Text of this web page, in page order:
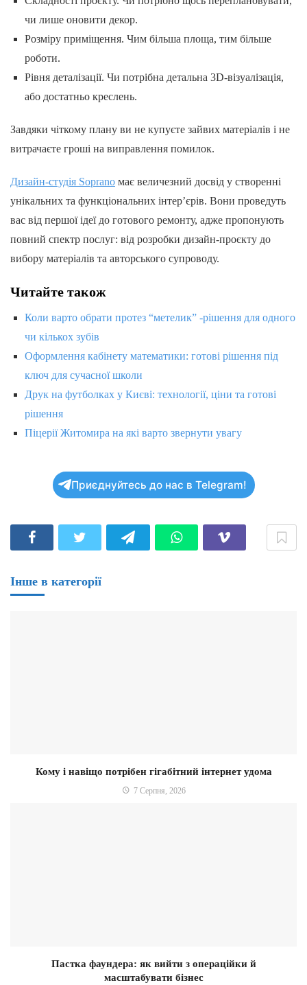
чи лише оновити декор.
Розміру приміщення. Чим більша площа, тим більше
роботи.
Рівня деталізації. Чи потрібна детальна 3D-візуалізація,
або достатньо креслень.
Завдяки чіткому плану ви не купуєте зайвих матеріалів і не
витрачаєте гроші на виправлення помилок.
Дизайн-студія Soprano має величезний досвід у створенні
унікальних та функціональних інтер’єрів. Вони проведуть
вас від першої ідеї до готового ремонту, адже пропонують
повний спектр послуг: від розробки дизайн-проєкту до
вибору матеріалів та авторського супроводу.
Читайте також
Коли варто обрати протез “метелик” -рішення для одного
чи кількох зубів
Оформлення кабінету математики: готові рішення під
ключ для сучасної школи
Друк на футболках у Києві: технології, ціни та готові
рішення
Піцерії Житомира на які варто звернути увагу
Приєднуйтесь до нас в Telegram!
Інше в категорії
Кому і навіщо потрібен гігабітний інтернет удома
7 Серпня, 2026
Пастка фаундера: як вийти з операційки й
масштабувати бізнес